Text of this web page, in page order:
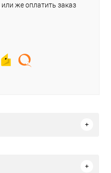
или же оплатить заказ